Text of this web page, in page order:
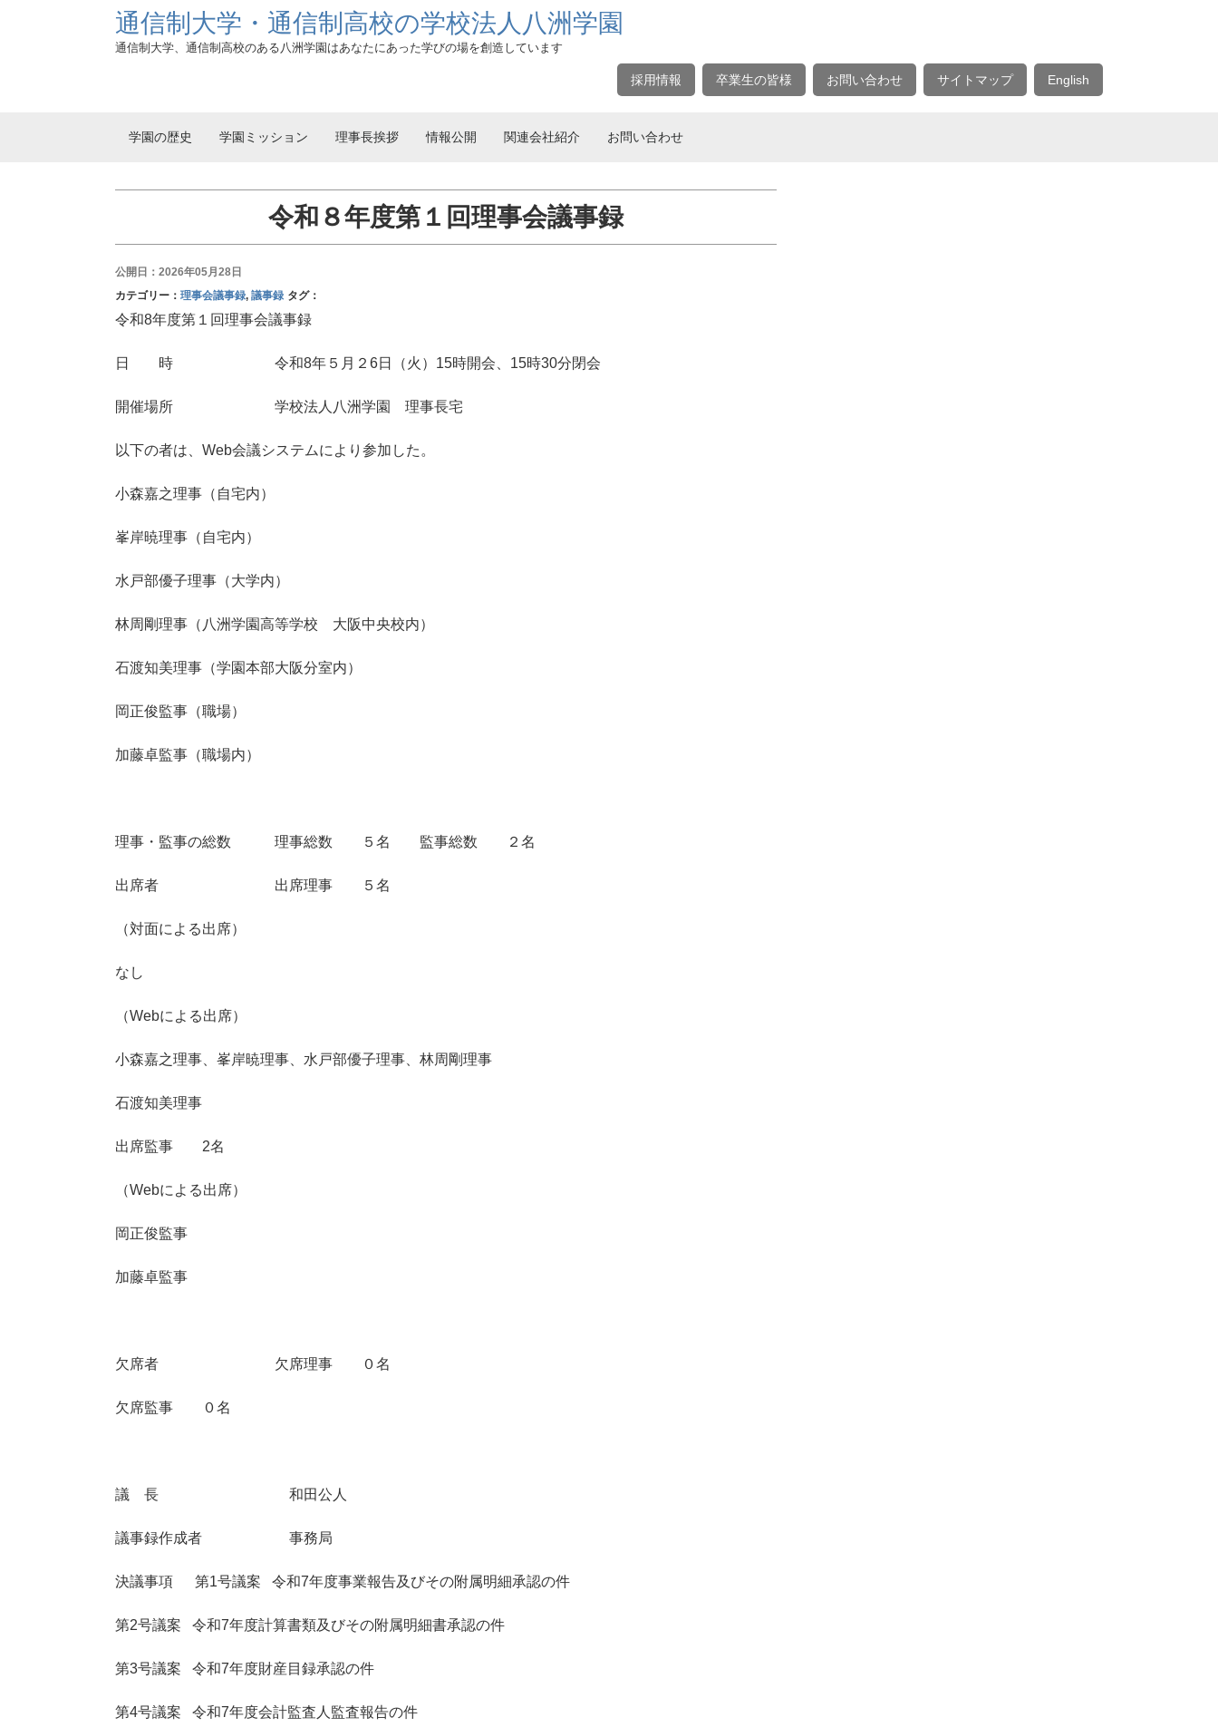
通信制大学・通信制高校の学校法人八洲学園
通信制大学、通信制高校のある八洲学園はあなたにあった学びの場を創造しています
採用情報 卒業生の皆様 お問い合わせ サイトマップ English
学園の歴史 学園ミッション 理事長挨拶 情報公開 関連会社紹介 お問い合わせ
令和８年度第１回理事会議事録
公開日：2026年05月28日
カテゴリー： 理事会議事録, 議事録 タグ：
令和8年度第１回理事会議事録
日 時 令和8年５月２6日（火）15時開会、15時30分閉会
開催場所 学校法人八洲学園 理事長宅
以下の者は、Web会議システムにより参加した。
小森嘉之理事（自宅内）
峯岸暁理事（自宅内）
水戸部優子理事（大学内）
林周剛理事（八洲学園高等学校 大阪中央校内）
石渡知美理事（学園本部大阪分室内）
岡正俊監事（職場）
加藤卓監事（職場内）
理事・監事の総数 理事総数 ５名 監事総数 ２名
出席者 出席理事 ５名
（対面による出席）
なし
（Webによる出席）
小森嘉之理事、峯岸暁理事、水戸部優子理事、林周剛理事
石渡知美理事
出席監事 2名
（Webによる出席）
岡正俊監事
加藤卓監事
欠席者 欠席理事 ０名
欠席監事 ０名
議 長 和田公人
議事録作成者 事務局
決議事項 第1号議案 令和7年度事業報告及びその附属明細承認の件
第2号議案 令和7年度計算書類及びその附属明細書承認の件
第3号議案 令和7年度財産目録承認の件
第4号議案 令和7年度会計監査人監査報告の件